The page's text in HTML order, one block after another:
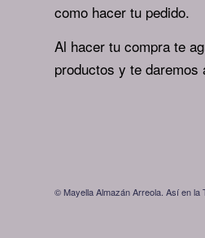
como hacer tu pedido.
Al hacer tu compra te
productos y te
© Mayella Almazán Arreola. Así en la